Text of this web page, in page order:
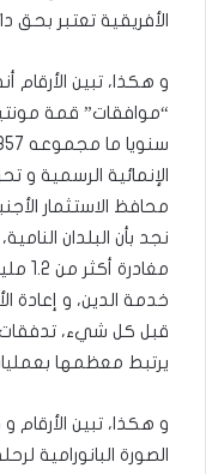
الأفريقية تعتبر بحق
و هكذا، تبين
الإنمائية الرسمية و
محافظ الاستثمار
نجد بأن البلدان
خدمة الدين، و إعادة
قبل كل شيء، تدفقات
يرتبط معظمها
و هكذا، تبين الأرقام
الصورة البانورامية